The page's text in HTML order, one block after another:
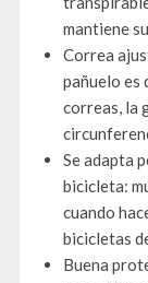
mantiene
Correa
pañuelo es
correas, la
Se adapta
bicicleta:
cuando
bicicletas
Buena